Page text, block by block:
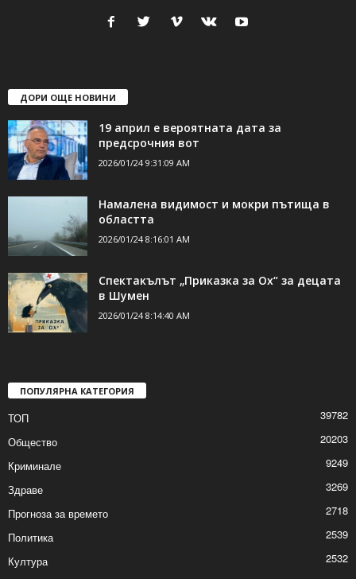
ДОРИ ОЩЕ НОВИНИ
19 април е вероятната дата за
предсрочния вот
2026/01/24 9:31:09 AM
Намалена видимост и мокри пътища в
областта
2026/01/24 8:16:01 AM
Спектакълът „Приказка за Ох“ за децата
в Шумен
2026/01/24 8:14:40 AM
ПОПУЛЯРНА КАТЕГОРИЯ
ТОП
39782
Общество
20203
Криминале
9249
Здраве
3269
Прогноза за времето
2718
Политика
2539
Култура
2532